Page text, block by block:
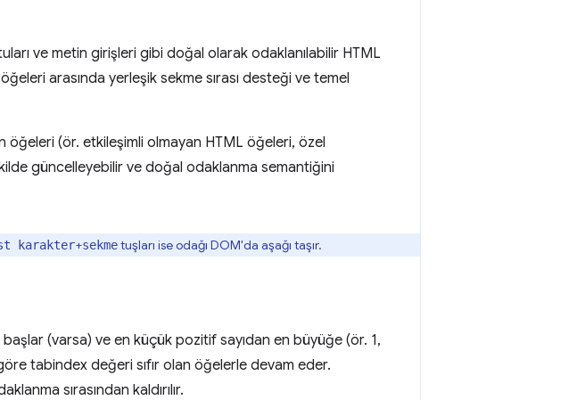
ve metin girişleri gibi doğal olarak odaklanılabilir HTML
arasında yerleşik sekme sırası desteği ve temel
öğeleri (ör. etkileşimli olmayan HTML öğeleri, özel
güncelleyebilir ve doğal odaklanma semantiğini
karakter+sekmetuşları ise odağı DOM'da aşağı taşır.
(varsa) ve en küçük pozitif sayıdan en büyüğe (ör. 1,
tabindex değeri sıfır olan öğelerle devam eder.
sırasından kaldırılır.